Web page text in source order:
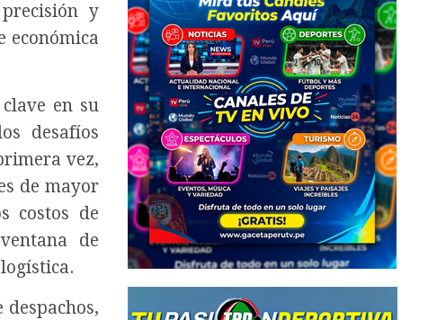
y
económica
en su
desafíos
vez,
de mayor
costos de
de